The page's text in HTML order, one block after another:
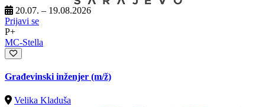
20.07. – 19.08.2026
Prijavi se
P+
MC-Stella
Građevinski inženjer (m/ž)
Velika Kladuša